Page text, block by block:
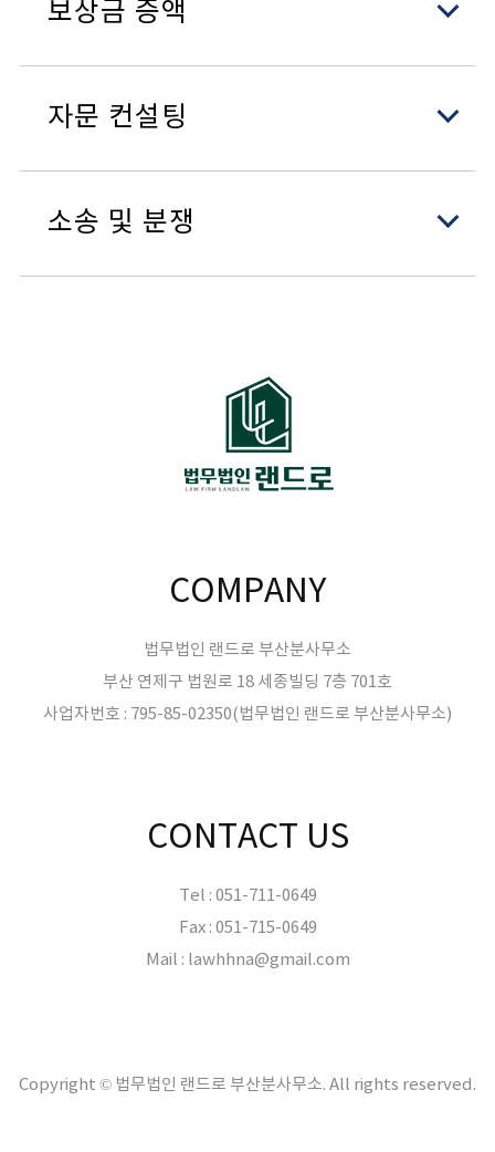
보상금 증액
- 조속재결신청청구
- 보상금증액소송
자문 컨설팅
- 협의감정평가 대비 법률자문
소송 및 분쟁
- 이주자택지 공급 거부처분 취소심판, 행정소송
- 개발제한구역 이축권 관련 건축허가신청 반려처분 취
COMPANY
법무법인 랜드로 부산분사무소
부산 연제구 법원로 18 세종빌딩 7층 701호
사업자번호 : 795-85-02350(법무법인 랜드로 부산분사무소)
CONTACT US
Tel : 051-711-0649
Fax : 051-715-0649
Mail : lawhhna@gmail.com
Copyright © 법무법인 랜드로 부산분사무소. All rights reserved.